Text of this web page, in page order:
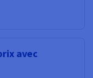
avec